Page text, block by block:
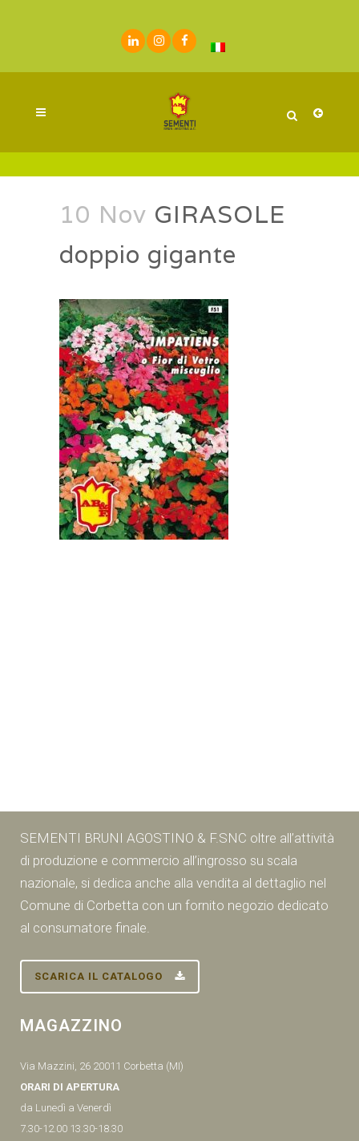
10 Nov GIRASOLE
doppio gigante
SEMENTI BRUNI AGOSTINO & F.SNC oltre all’attività
di produzione e commercio all’ingrosso su scala
nazionale, si dedica anche alla vendita al dettaglio nel
Comune di Corbetta con un fornito negozio dedicato
al consumatore finale.
SCARICA IL CATALOGO
MAGAZZINO
Via Mazzini, 26 20011 Corbetta (MI)
ORARI DI APERTURA
da Lunedì a Venerdì
7.30-12.00 13.30-18.30